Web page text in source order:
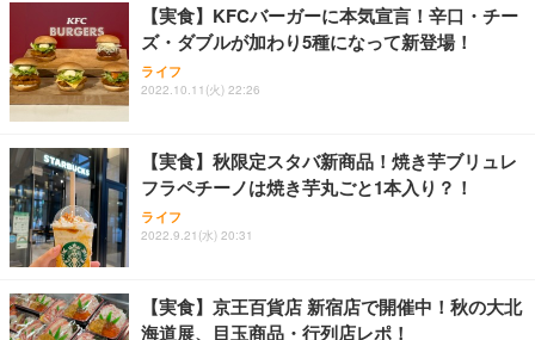
【実食】KFCバーガーに本気宣言！辛口・チー
ズ・ダブルが加わり5種になって新登場！
ライフ
2022.10.11(火) 22:26
【実食】秋限定スタバ新商品！焼き芋ブリュレ
フラペチーノは焼き芋丸ごと1本入り？！
ライフ
2022.9.21(水) 20:31
【実食】京王百貨店 新宿店で開催中！秋の大北
海道展、目玉商品・行列店レポ！